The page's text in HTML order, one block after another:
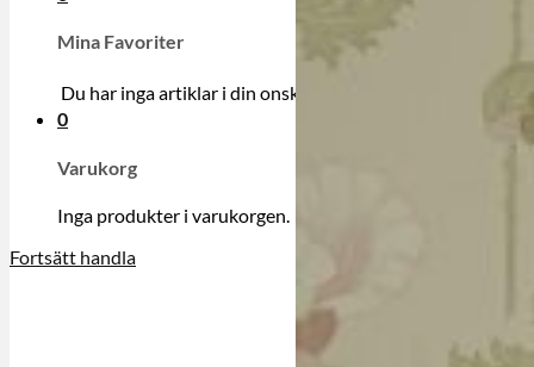
Mina Favoriter
Du har inga artiklar i din onskelista.
0
Varukorg
Inga produkter i varukorgen.
Fortsätt handla